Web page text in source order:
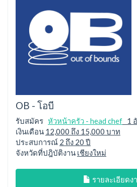
OB - โอบี
รับสมัคร หัวหน้าครัว - head chef 1
เงินเดือน 12,000 ถึง 15,000 บาท
ประสบการณ์ 2 ถึง 20 ปี
จังหวัดที่ปฎิบัติงาน เชียงใหม่
รายละเอียดง